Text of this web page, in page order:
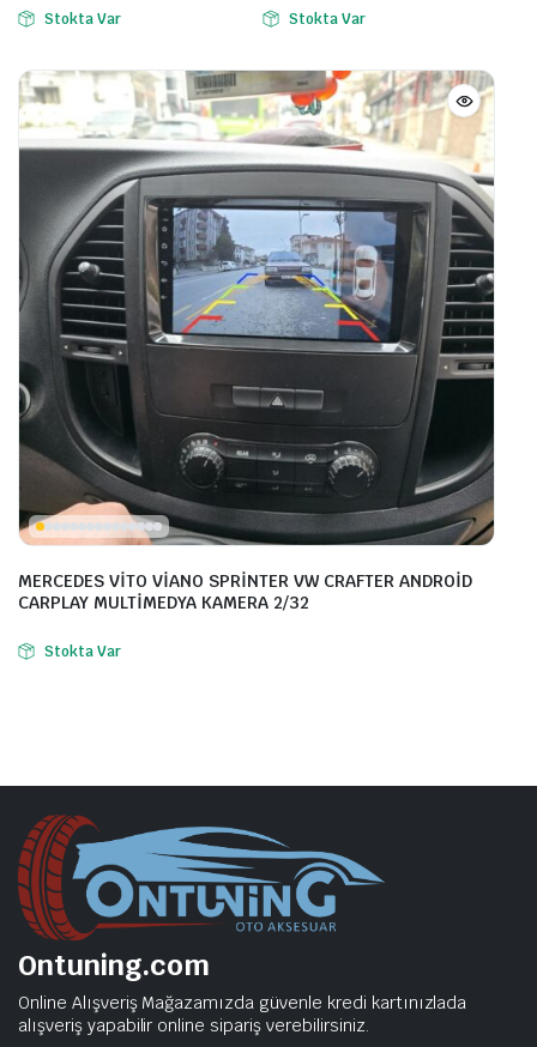
Stokta Var Stokta Var
MERCEDES VİTO VİANO SPRİNTER VW CRAFTER ANDROİD
CARPLAY MULTİMEDYA KAMERA 2/32
Stokta Var
Ontuning.com
Online Alışveriş Mağazamızda güvenle kredi kartınızlada
alışveriş yapabilir online sipariş verebilirsiniz.